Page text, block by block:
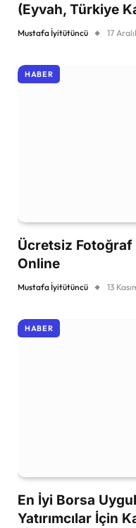
(Eyvah, Türkiye
Mustafa İyitütüncü 17
HABER
Ücretsiz Fotoğraf
Online
Mustafa İyitütüncü 13
HABER
En İyi Borsa
Yatırımcılar İçin